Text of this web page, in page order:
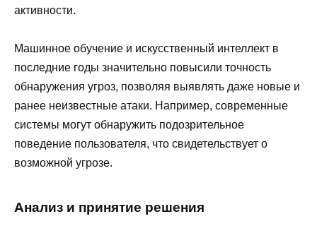
активности.
Машинное обучение и искусственный интеллект в
последние годы значительно повысили точность
обнаружения угроз, позволяя выявлять даже новые и
ранее неизвестные атаки. Например, современные
системы могут обнаружить подозрительное
поведение пользователя, что свидетельствует о
возможной угрозе.
Анализ и принятие решения